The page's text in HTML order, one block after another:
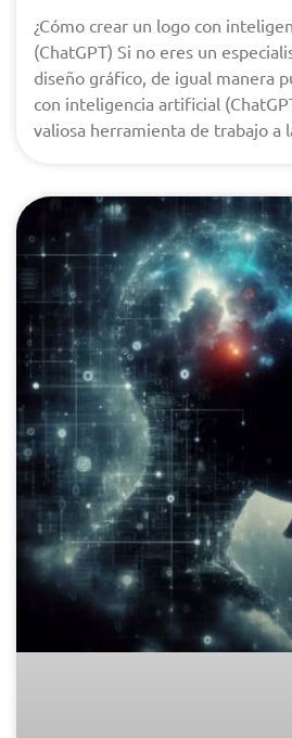
¿Cómo crear un logo con
(ChatGPT) Si no eres un
diseño gráfico, de igual manera
con inteligencia artificial
valiosa herramienta de trabajo a